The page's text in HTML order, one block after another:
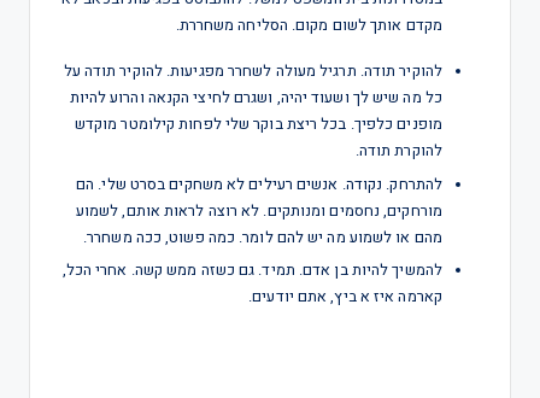
מקדם אותך לשום מקום. הסליחה משחררת.
להוקיר תודה. תרגיל מעולה לשחרר מפגיעות. להוקיר תודה על
כל מה שיש לך ושעוד יהיה, ושגרם לחיצי הקנאה והרוע להיות
מופנים כלפיך. בכל ריצת בוקר שלי לפחות קילומטר מוקדש
להוקרת תודה.
להתרחק. נקודה. אנשים רעילים לא משחקים בסרט שלי. הם
מורחקים, נחסמים ומנותקים. לא רוצה לראות אותם, לשמוע
מהם או לשמוע מה יש להם לומר. כמה פשוט, ככה משחרר.
להמשיך להיות בן אדם. תמיד. גם כשזה ממש קשה. אחרי הכל,
קארמה איז א ביץ, אתם יודעים.